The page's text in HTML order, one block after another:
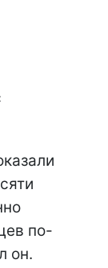
по-
он.